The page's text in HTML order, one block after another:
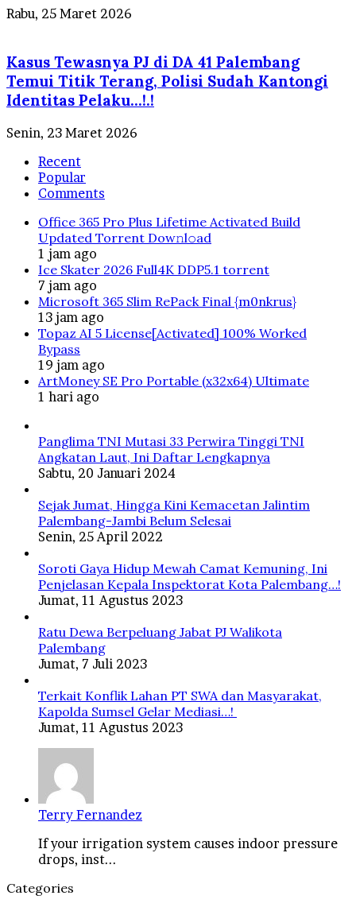
Rabu, 25 Maret 2026
Kasus Tewasnya PJ di DA 41 Palembang
Temui Titik Terang, Polisi Sudah Kantongi
Identitas Pelaku…!.!
Senin, 23 Maret 2026
Recent
Popular
Comments
Office 365 Pro Plus Lifetime Activated Build
Updated Torrent Dow𝚗l𝚘аd
1 jam ago
Ice Skater 2026 Full4K DDP5.1 torrent
7 jam ago
Microsoft 365 Slim RePack Final {m0nkrus}
13 jam ago
Topaz AI 5 License[Activated] 100% Worked
Bypass
19 jam ago
ArtMoney SE Pro Portable (x32x64) Ultimate
1 hari ago
Panglima TNI Mutasi 33 Perwira Tinggi TNI
Angkatan Laut, Ini Daftar Lengkapnya
Sabtu, 20 Januari 2024
Sejak Jumat, Hingga Kini Kemacetan Jalintim
Palembang-Jambi Belum Selesai
Senin, 25 April 2022
Soroti Gaya Hidup Mewah Camat Kemuning, Ini
Penjelasan Kepala Inspektorat Kota Palembang…!
Jumat, 11 Agustus 2023
Ratu Dewa Berpeluang Jabat PJ Walikota
Palembang
Jumat, 7 Juli 2023
Terkait Konflik Lahan PT SWA dan Masyarakat,
Kapolda Sumsel Gelar Mediasi…!
Jumat, 11 Agustus 2023
Terry Fernandez
If your irrigation system causes indoor pressure
drops, inst...
Categories